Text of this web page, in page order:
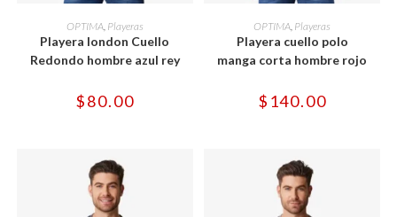
SELECCIONAR OPCIONES
Este
producto
tiene
múltiples
variantes.
se
pueden
página
de
producto
OPTIMA, Playeras
Playera london Cuello
Redondo hombre azul rey
$80.00
SELECCIONAR OPCIONES
Este
producto
tiene
múltiples
variantes.
se
pueden
página
de
producto
OPTIMA, Playeras
Playera cuello polo
manga corta hombre rojo
$ 140.00